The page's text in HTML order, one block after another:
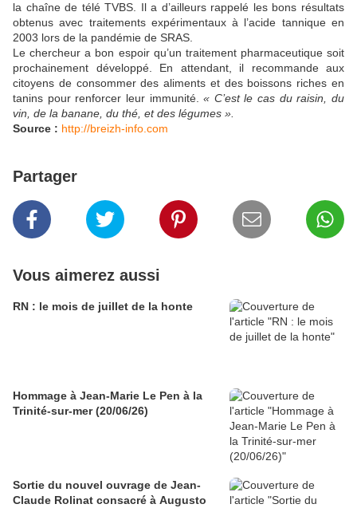
la chaîne de télé TVBS. Il a d’ailleurs rappelé les bons résultats
obtenus avec traitements expérimentaux à l’acide tannique en
2003 lors de la pandémie de SRAS.
Le chercheur a bon espoir qu’un traitement pharmaceutique soit
prochainement développé. En attendant, il recommande aux
citoyens de consommer des aliments et des boissons riches en
tanins pour renforcer leur immunité.« C’est le cas du raisin, du
vin, de la banane, du thé, et des légumes ».
Source : http://breizh-info.com
Partager
Vous aimerez aussi
RN : le mois de juillet de la honte
Hommage à Jean-Marie Le Pen à la
Trinité-sur-mer (20/06/26)
Sortie du nouvel ouvrage de Jean-
Claude Rolinat consacré à Augusto